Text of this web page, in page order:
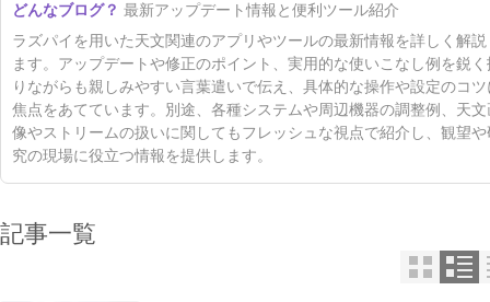
最新アップデート情報と便利ツール紹介
ラズパイを用いた天文関連のアプリやツールの最新情報を詳しく解説
ます。アップデートや修正のポイント、実用的な使いこなし例を鋭く
りながらも親しみやすい言葉遣いで伝え、具体的な操作や設定のコツ
焦点をあてています。別途、各種システムや周辺機器の調整例、天文
像やストリームの扱いに関してもフレッシュな視点で紹介し、観望や
究の現場に役立つ情報を提供します。
記事一覧